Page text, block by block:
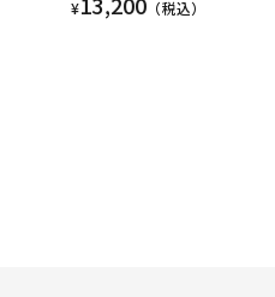
¥ （税込）